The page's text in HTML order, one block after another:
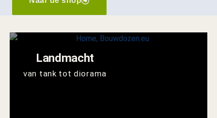
Landmacht
van tank tot diorama